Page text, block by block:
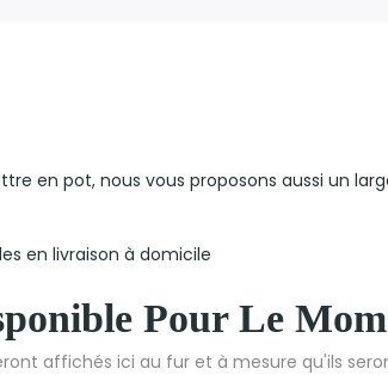
en pot, nous vous proposons aussi un
en livraison à domicile
Pour Le
affichés ici au fur et à mesure qu'ils